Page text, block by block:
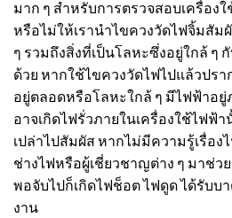
มาก ๆ สำหรับการตรวจสอบเครื่อง
หรือไม่ให้เรานำไขควงวัดไฟจิ้มสั
ๆ รวมถึงสิ่งที่เป็นโลหะซึ่งอยู่ใกล้ ๆ
ด้วย หากใช้ไขควงวัดไฟไปแล้วปร
อยู่ตลอดหรือโลหะใกล้ ๆ มีไฟฟ้าอ
อาจเกิดไฟรั่วภายในเครื่องใช้ไฟฟ้
เปล่าไปสัมผัส หากไม่มีความรู้เรื่อง
ช่างไฟหรือผู้เชี่ยวชาญต่าง ๆ มาช่ว
พอจับไปก็เกิดไฟช็อต ไฟดูด ได้รับบ
งาน